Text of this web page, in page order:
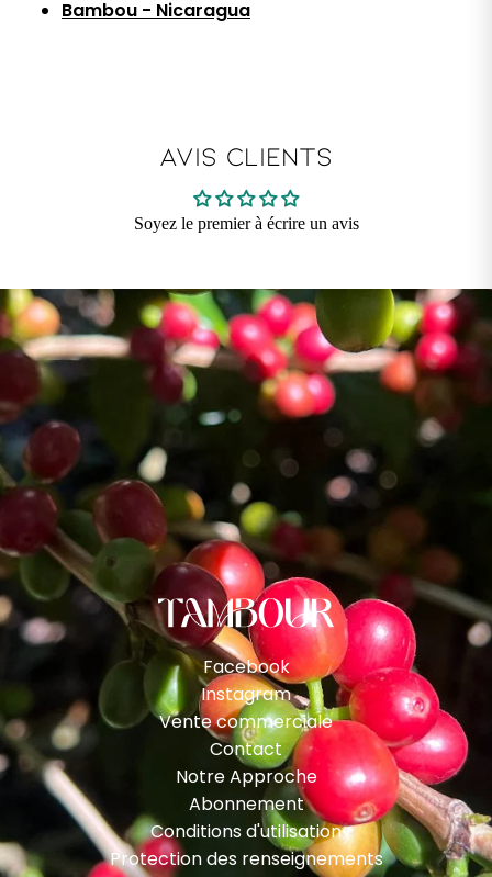
Bambou - Nicaragua
AVIS CLIENTS
Soyez le premier à écrire un avis
Facebook
Instagram
Vente commerciale
Contact
Notre Approche
Abonnement
Conditions d'utilisation
Protection des renseignements